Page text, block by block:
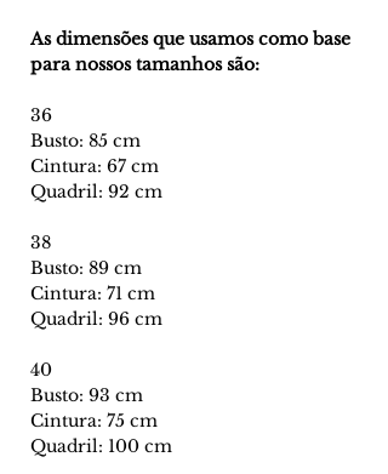
As dimensões que usamos como base
para nossos tamanhos são:
36
Busto: 85 cm
Cintura: 67 cm
Quadril: 92 cm
38
Busto: 89 cm
Cintura: 71 cm
Quadril: 96 cm
40
Busto: 93 cm
Cintura: 75 cm
Quadril: 100 cm